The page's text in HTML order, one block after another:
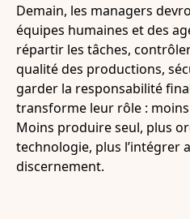
Demain, les managers
équipes humaines et des
répartir les tâches,
qualité des productions,
garder la responsabilité
transforme leur rôle : moins
Moins produire seul, plus
technologie, plus l’intégrer
discernement.